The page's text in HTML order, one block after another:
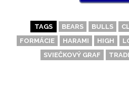
TAGS BEARS BULLS
FORMÁCIE
HARAMI HIGH
SVIEČKOVÝ GRAF